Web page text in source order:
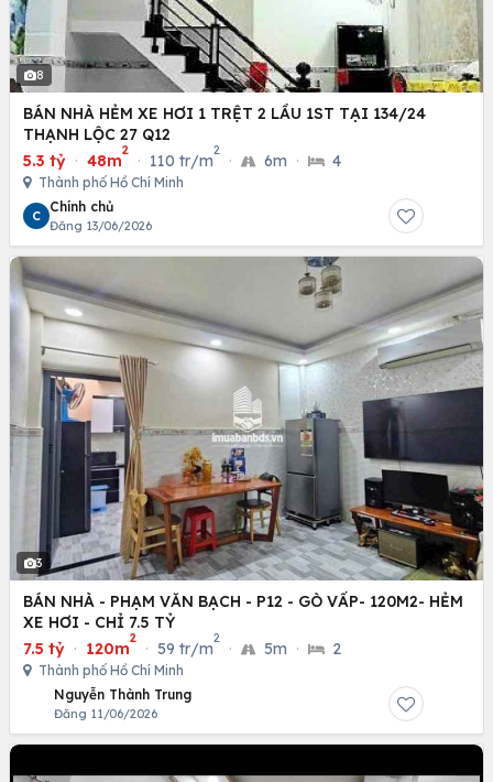
8
BÁN NHÀ HẺM XE HƠI 1 TRỆT 2 LẦU 1ST TẠI 134/24
THẠNH LỘC 27 Q12
5.3 tỷ · 48m
2
· 110 tr/m
2
· 6m · 4
Thành phố Hồ Chí Minh
C
Chính chủ
Đăng 13/06/2026
3
BÁN NHÀ - PHẠM VĂN BẠCH - P12 - GÒ VẤP- 120M2- HẺM
XE HƠI - CHỈ 7.5 TỶ
7.5 tỷ · 120m
2
· 59 tr/m
2
· 5m · 2
Thành phố Hồ Chí Minh
Nguyễn Thành Trung
Đăng 11/06/2026